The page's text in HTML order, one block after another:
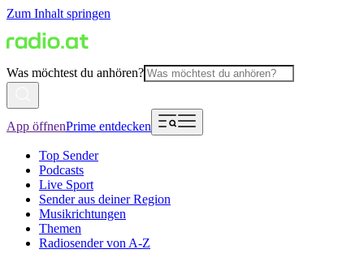
Zum Inhalt springen
Was möchtest du anhören?
App öffnenPrime entdecken
Top Sender
Podcasts
Live Sport
Sender aus deiner Region
Musikrichtungen
Themen
Radiosender von A-Z